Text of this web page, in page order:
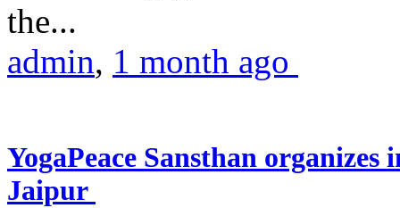
the...
admin, 1 month ago
YogaPeace Sansthan
Jaipur